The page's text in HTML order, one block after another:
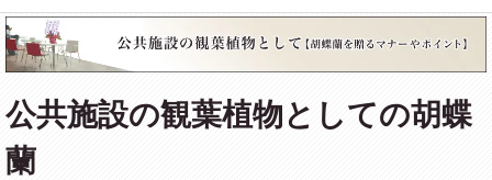
公共施設の観葉植物としての胡蝶
蘭